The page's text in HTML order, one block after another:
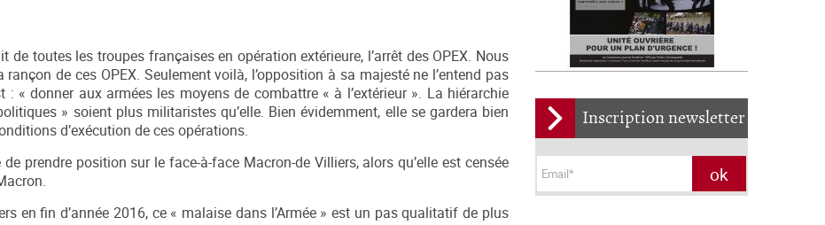
Inscription newsletter
de toutes les troupes françaises en opération extérieure, l’arrêt des OPEX. Nous
de ces OPEX. Seulement voilà, l’opposition à sa majesté ne l’entend pas
« donner aux armées les moyens de combattre « à l’extérieur ». La hiérarchie
» soient plus militaristes qu’elle. Bien évidemment, elle se gardera bien
d’exécution de ces opérations.
prendre position sur le face-à-face Macron-de Villiers, alors qu’elle est censée
en fin d’année 2016, ce « malaise dans l’Armée » est un pas qualitatif de plus